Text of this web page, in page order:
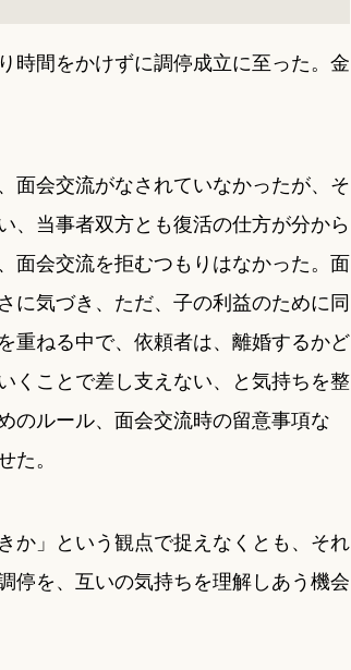
時間をかけずに調停成立に至った。金
面会交流がなされていなかったが、そ
、当事者双方とも復活の仕方が分から
面会交流を拒むつもりはなかった。面
に気づき、ただ、子の利益のために同
重ねる中で、依頼者は、離婚するかど
くことで差し支えない、と気持ちを整
のルール、面会交流時の留意事項な
。
か」という観点で捉えなくとも、それ
停を、互いの気持ちを理解しあう機会